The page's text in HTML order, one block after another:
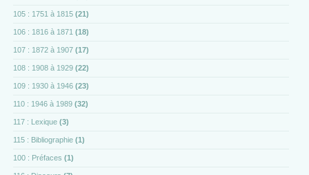
105 : 1751 à 1815 (21)
106 : 1816 à 1871 (18)
107 : 1872 à 1907 (17)
108 : 1908 à 1929 (22)
109 : 1930 à 1946 (23)
110 : 1946 à 1989 (32)
117 : Lexique (3)
115 : Bibliographie (1)
100 : Préfaces (1)